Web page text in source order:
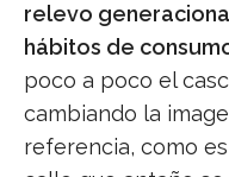
relevo
hábitos de
poco a poco el
cambiando la
referencia, como